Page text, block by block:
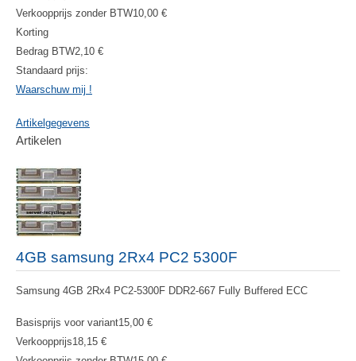
Verkoopprijs zonder BTW10,00 €
Korting
Bedrag BTW2,10 €
Standaard prijs:
Waarschuw mij !
Artikelgegevens
Artikelen
4GB samsung 2Rx4 PC2 5300F
Samsung 4GB 2Rx4 PC2-5300F DDR2-667 Fully Buffered ECC
Basisprijs voor variant15,00 €
Verkoopprijs18,15 €